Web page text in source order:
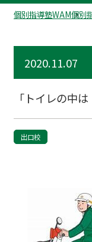
個別指導塾WAM個別
2020.11.07
「トイレの中
出口校